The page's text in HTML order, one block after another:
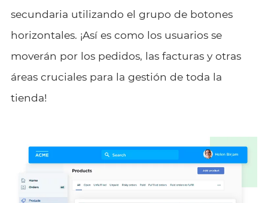
secundaria utilizando el grupo de botones
horizontales. ¡Así es como los usuarios se
moverán por los pedidos, las facturas y otras
áreas cruciales para la gestión de toda la
tienda!